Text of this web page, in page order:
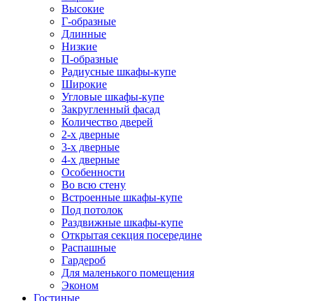
Высокие
Г-образные
Длинные
Низкие
П-образные
Радиусные шкафы-купе
Широкие
Угловые шкафы-купе
Закругленный фасад
Количество дверей
2-х дверные
3-х дверные
4-х дверные
Особенности
Во всю стену
Встроенные шкафы-купе
Под потолок
Раздвижные шкафы-купе
Открытая секция посередине
Распашные
Гардероб
Для маленького помещения
Эконом
Гостиные